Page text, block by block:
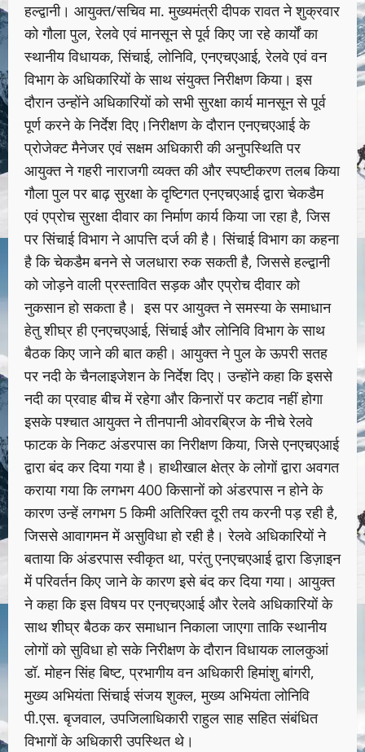
हल्द्वानी। आयुक्त/सचिव मा. मुख्यमंत्री दीपक रावत ने शुक्रवार
को गौला पुल, रेलवे एवं मानसून से पूर्व किए जा रहे कार्यों का
स्थानीय विधायक, सिंचाई, लोनिवि, एनएचएआई, रेलवे एवं वन
विभाग के अधिकारियों के साथ संयुक्त निरीक्षण किया। इस
दौरान उन्होंने अधिकारियों को सभी सुरक्षा कार्य मानसून से पूर्व
पूर्ण करने के निर्देश दिए।निरीक्षण के दौरान एनएचएआई के
प्रोजेक्ट मैनेजर एवं सक्षम अधिकारी की अनुपस्थिति पर
आयुक्त ने गहरी नाराजगी व्यक्त की और स्पष्टीकरण तलब किया
गौला पुल पर बाढ़ सुरक्षा के दृष्टिगत एनएचएआई द्वारा चेकडैम
एवं एप्रोच सुरक्षा दीवार का निर्माण कार्य किया जा रहा है, जिस
पर सिंचाई विभाग ने आपत्ति दर्ज की है। सिंचाई विभाग का कहना
है कि चेकडैम बनने से जलधारा रुक सकती है, जिससे हल्द्वानी
को जोड़ने वाली प्रस्तावित सड़क और एप्रोच दीवार को
नुकसान हो सकता है। इस पर आयुक्त ने समस्या के समाधान
हेतु शीघ्र ही एनएचएआई, सिंचाई और लोनिवि विभाग के साथ
बैठक किए जाने की बात कही। आयुक्त ने पुल के ऊपरी सतह
पर नदी के चैनलाइजेशन के निर्देश दिए। उन्होंने कहा कि इससे
नदी का प्रवाह बीच में रहेगा और किनारों पर कटाव नहीं होगा
इसके पश्चात आयुक्त ने तीनपानी ओवरब्रिज के नीचे रेलवे
फाटक के निकट अंडरपास का निरीक्षण किया, जिसे एनएचएआई
द्वारा बंद कर दिया गया है। हाथीखाल क्षेत्र के लोगों द्वारा अवगत
कराया गया कि लगभग 400 किसानों को अंडरपास न होने के
कारण उन्हें लगभग 5 किमी अतिरिक्त दूरी तय करनी पड़ रही है,
जिससे आवागमन में असुविधा हो रही है। रेलवे अधिकारियों ने
बताया कि अंडरपास स्वीकृत था, परंतु एनएचएआई द्वारा डिज़ाइन
में परिवर्तन किए जाने के कारण इसे बंद कर दिया गया। आयुक्त
ने कहा कि इस विषय पर एनएचएआई और रेलवे अधिकारियों के
साथ शीघ्र बैठक कर समाधान निकाला जाएगा ताकि स्थानीय
लोगों को सुविधा हो सके निरीक्षण के दौरान विधायक लालकुआं
डॉ. मोहन सिंह बिष्ट, प्रभागीय वन अधिकारी हिमांशु बांगरी,
मुख्य अभियंता सिंचाई संजय शुक्ल, मुख्य अभियंता लोनिवि
पी.एस. बृजवाल, उपजिलाधिकारी राहुल साह सहित संबंधित
विभागों के अधिकारी उपस्थित थे।